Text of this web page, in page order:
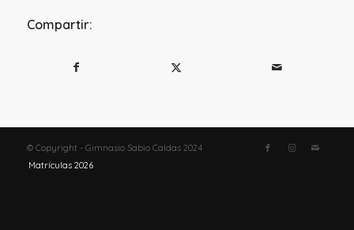
Compartir:
© Copyright - Gimnasio Sabio Caldas 2024
Matrículas 2026